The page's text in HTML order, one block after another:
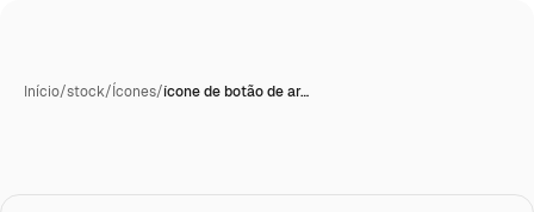
Início/stock/Ícones/ícone de botão de ar…